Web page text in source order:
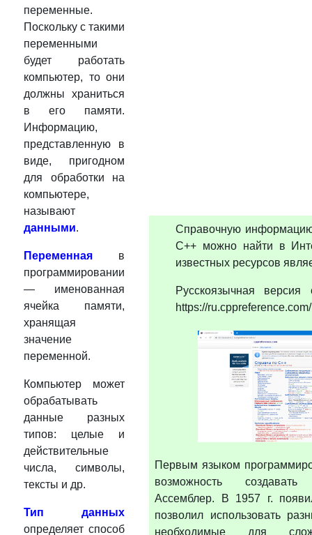
переменные.
Поскольку с такими
переменными
будет работать
компьютер, то они
должны храниться
в его памяти.
Информацию,
представленную в
виде, пригодном
для обработки на
компьютере,
называют
данными.
Переменная
в
программировании
— именованная
ячейка памяти,
хранящая
значение
переменной.
Компьютер может
обрабатывать
данные разных
типов: целые и
действительные
числа, символы,
тексты и др.
Тип данных
определяет способ
Справочную
C++ можно найти в
известных ресурсов
Русскоязычная
https://ru.cppreference.com/
Первым языком
возможность
Ассемблер. В 1957 г.
позволил использовать
необходимые для